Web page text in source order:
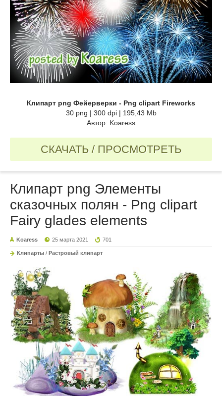
Клипарт png Фейерверки - Png clipart Fireworks
30 png | 300 dpi | 195,43 Mb
Автор: Koaress
СКАЧАТЬ / ПРОСМОТРЕТЬ
Клипарт png Элементы
сказочных полян - Png clipart
Fairy glades elements
Koaress 25 марта 2021 701
Клипарты / Растровый клипарт